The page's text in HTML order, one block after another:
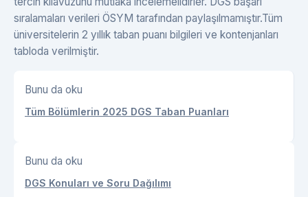
sıralamaları verileri ÖSYM tarafından paylaşılmamıştır.Tüm
üniversitelerin 2 yıllık taban puanı bilgileri ve kontenjanları
tabloda verilmiştir.
Bunu da oku
Tüm Bölümlerin 2025 DGS Taban Puanları
Bunu da oku
DGS Konuları ve Soru Dağılımı